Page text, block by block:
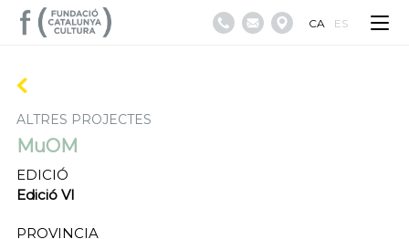
CA ES
ALTRES PROJECTES
MuOM
EDICIÓ
Edició VI
PROVINCIA